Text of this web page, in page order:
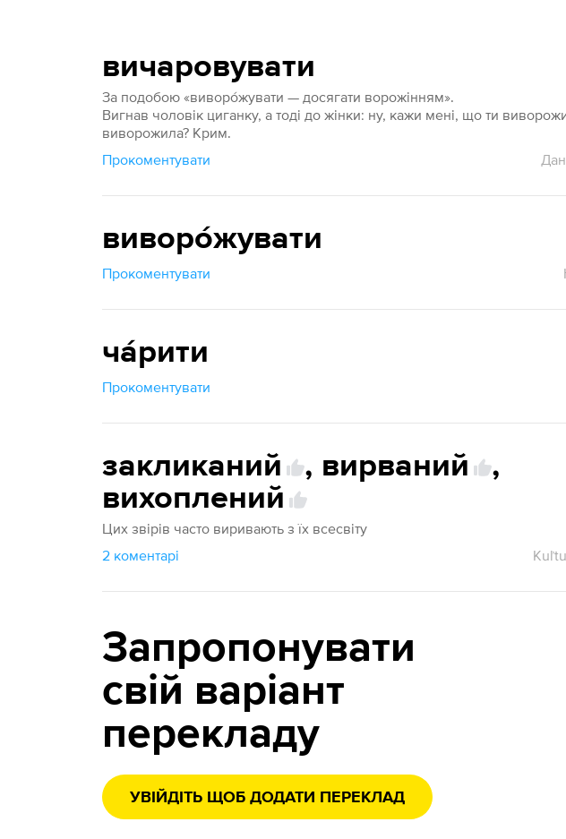
вичаровувати
За подобою «виворо́жувати — досягати ворожінням».
Вигнав чоловік циганку, а тоді до жінки: ну, кажи мені, що ти
виворожила? Крим.
Прокоментувати
виворо́жувати
Прокоментувати
ча́рити
Прокоментувати
закликаний , вирваний
,
вихоплений
Цих звірів часто виривають з їх всесвіту
2 коментарі
Запропонувати
свій варіант
перекладу
УВІЙДІТЬ ЩОБ ДОДАТИ ПЕРЕКЛАД